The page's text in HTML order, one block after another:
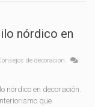
nórdico en
de decoración
nórdico en decoración.
que